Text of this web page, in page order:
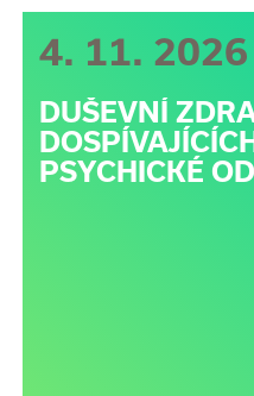
4. 11. 2026
DUŠEVNÍ
PSYCHICKÉ